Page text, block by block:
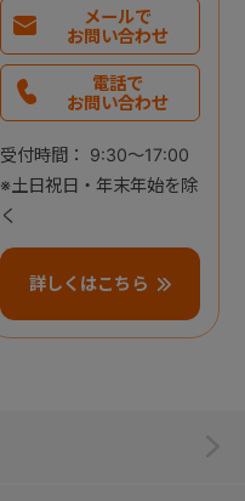
メールで
お問い合わせ
電話で
お問い合わせ
受付時間： 9:30～17:00
※土日祝日・年末年始を除
く
詳しくはこちら